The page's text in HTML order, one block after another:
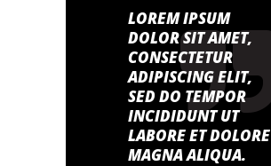
LOREM IPSUM
DOLOR SIT AMET,
CONSECTETUR
ADIPISCING ELIT,
SED DO TEMPOR
INCIDIDUNT UT
LABORE ET DOLORE
MAGNA ALIQUA.